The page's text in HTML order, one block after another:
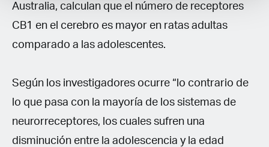
Australia, calculan que el número de receptores
CB1 en el cerebro es mayor en ratas adultas
comparado a las adolescentes.
Según los investigadores ocurre “lo contrario de
lo que pasa con la mayoría de los sistemas de
neurorreceptores, los cuales sufren una
disminución entre la adolescencia y la edad